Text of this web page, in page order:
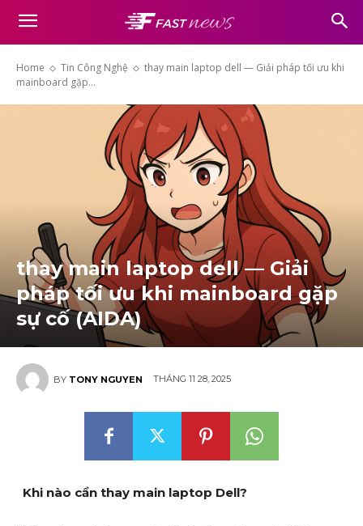
Home Tin Công Nghệ
thay main laptop dell — Giải pháp tối ưu khi
mainboard gặp...
thay main laptop dell — Giải
pháp tối ưu khi mainboard gặp
sự cố (AIDA)
BY TONY NGUYEN THÁNG 11 28, 2025
Khi nào cần thay main laptop Dell?